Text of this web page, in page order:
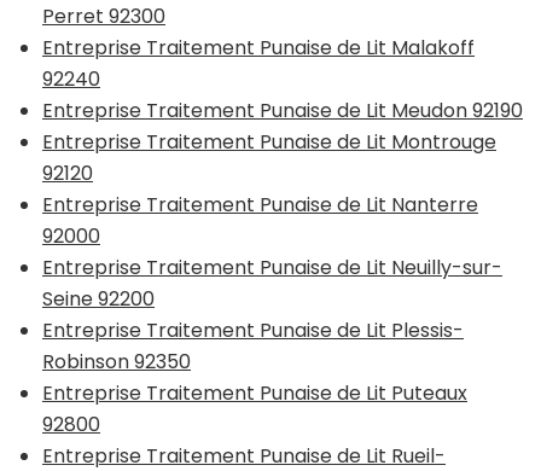
Perret 92300
Entreprise Traitement Punaise de Lit Malakoff
92240
Entreprise Traitement Punaise de Lit Meudon 92190
Entreprise Traitement Punaise de Lit Montrouge
92120
Entreprise Traitement Punaise de Lit Nanterre
92000
Entreprise Traitement Punaise de Lit Neuilly-sur-
Seine 92200
Entreprise Traitement Punaise de Lit Plessis-
Robinson 92350
Entreprise Traitement Punaise de Lit Puteaux
92800
Entreprise Traitement Punaise de Lit Rueil-